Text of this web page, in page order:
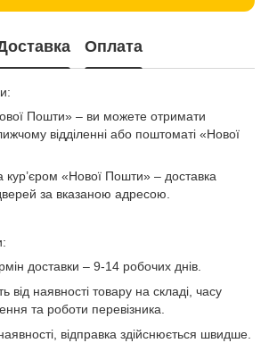
Оплата
Пошти» – ви можете отримати
відділенні або поштоматі «Нової
кур’єром «Нової Пошти» – доставка
за вказаною адресою.
доставки – 9-14 робочих днів.
від наявності товару на складі, часу
та роботи перевізника.
відправка здійснюється швидше.